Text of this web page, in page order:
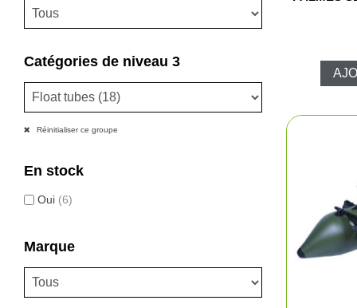
Catégories de niveau 3
Réinitialiser ce groupe
En stock
Oui (6)
Marque